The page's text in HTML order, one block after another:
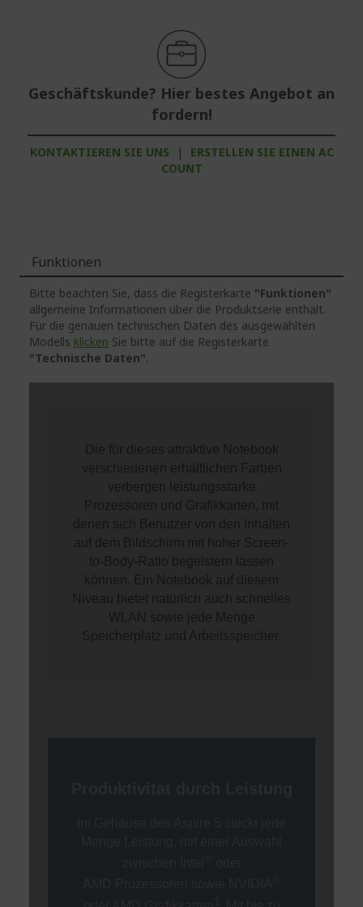
Geschäftskunde? Hier bestes Angebot an
fordern!
KONTAKTIEREN SIE UNS |
ERSTELLEN SIE EINEN AC
COUNT
Funktionen
Bitte beachten Sie, dass die Registerkarte "Funktionen"
allgemeine Informationen über die Produktserie enthält.
Für die genauen technischen Daten des ausgewählten
Modells klicken Sie bitte auf die Registerkarte
"Technische Daten".